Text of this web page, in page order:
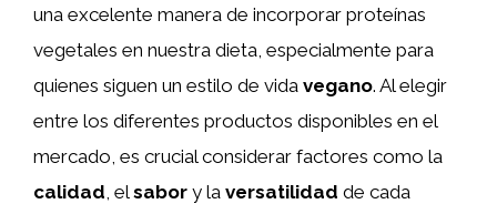
una excelente manera de incorporar proteínas
vegetales en nuestra dieta, especialmente para
quienes siguen un estilo de vida vegano. Al elegir
entre los diferentes productos disponibles en el
mercado, es crucial considerar factores como la
calidad, elsabor y la versatilidad de cada